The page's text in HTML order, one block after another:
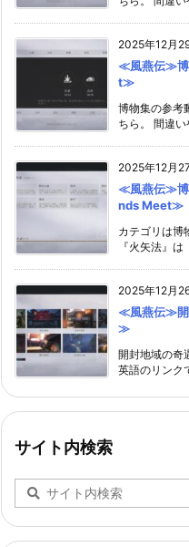
2025年12月
≪風燕伝≫博
t≫
博物集の参考
ちら。 間違い
2025年12月
≪風燕伝≫博
nds Meet≫
カテゴリは博
『火矢法』
2025年12月
≪風燕伝≫開
≫
開封地域の奇
英語のリンク
サイト内検索